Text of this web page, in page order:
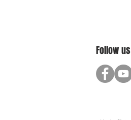
Follow us